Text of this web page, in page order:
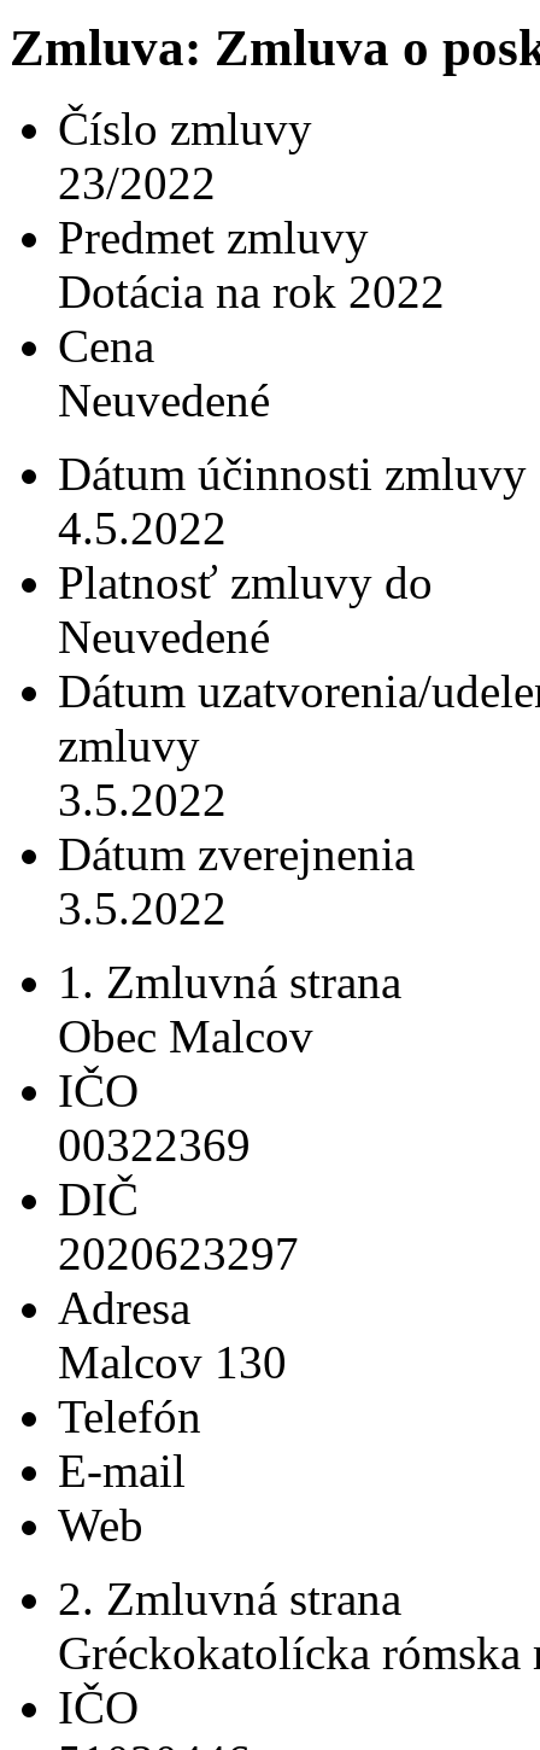
Zmluva: Zmluva o
Číslo zmluvy
23/2022
Predmet zmluvy
Dotácia na rok 2022
Cena
Neuvedené
Dátum účinnosti zmluvy
4.5.2022
Platnosť zmluvy do
Neuvedené
Dátum uzatvorenia/
zmluvy
3.5.2022
Dátum zverejnenia
3.5.2022
1. Zmluvná strana
Obec Malcov
IČO
00322369
DIČ
2020623297
Adresa
Malcov 130
Telefón
E-mail
Web
2. Zmluvná strana
Gréckokatolícka rómska
IČO